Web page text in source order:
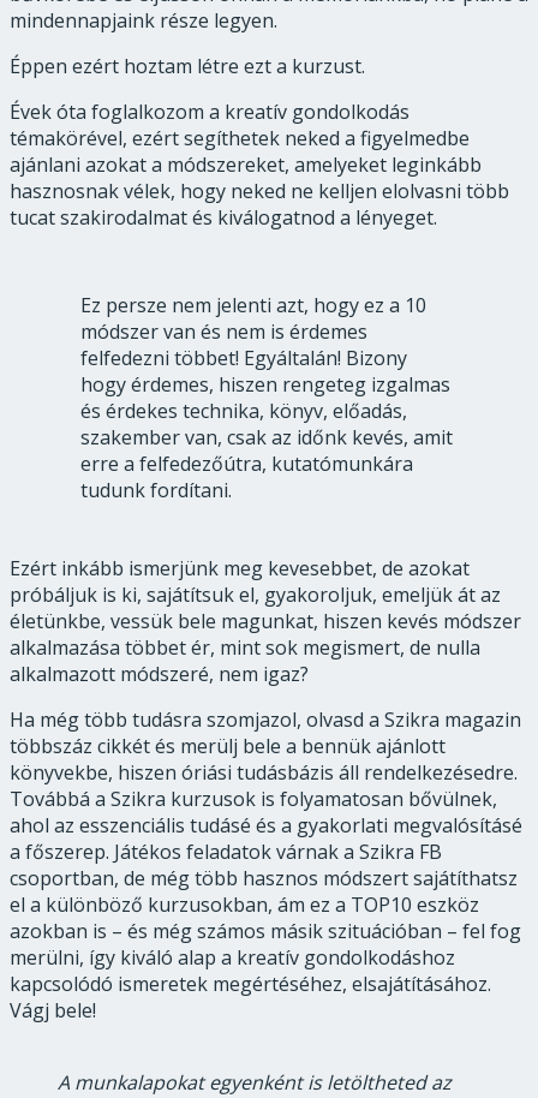
mindennapjaink része legyen.
Éppen ezért hoztam létre ezt a kurzust.
Évek óta foglalkozom a kreatív gondolkodás
témakörével, ezért segíthetek neked a figyelmedbe
ajánlani azokat a módszereket, amelyeket leginkább
hasznosnak vélek, hogy neked ne kelljen elolvasni több
tucat szakirodalmat és kiválogatnod a lényeget.
Ez persze nem jelenti azt, hogy ez a 10
módszer van és nem is érdemes
felfedezni többet! Egyáltalán! Bizony
hogy érdemes, hiszen rengeteg izgalmas
és érdekes technika, könyv, előadás,
szakember van, csak az időnk kevés, amit
erre a felfedezőútra, kutatómunkára
tudunk fordítani.
Ezért inkább ismerjünk meg kevesebbet, de azokat
próbáljuk is ki, sajátítsuk el, gyakoroljuk, emeljük át az
életünkbe, vessük bele magunkat, hiszen kevés módszer
alkalmazása többet ér, mint sok megismert, de nulla
alkalmazott módszeré, nem igaz?
Ha még több tudásra szomjazol, olvasd a Szikra magazin
többszáz cikkét és merülj bele a bennük ajánlott
könyvekbe, hiszen óriási tudásbázis áll rendelkezésedre.
Továbbá a Szikra kurzusok is folyamatosan bővülnek,
ahol az esszenciális tudásé és a gyakorlati megvalósításé
a főszerep. Játékos feladatok várnak a Szikra FB
csoportban, de még több hasznos módszert sajátíthatsz
el a különböző kurzusokban, ám ez a TOP10 eszköz
azokban is – és még számos másik szituációban – fel fog
merülni, így kiváló alap a kreatív gondolkodáshoz
kapcsolódó ismeretek megértéséhez, elsajátításához.
Vágj bele!
A munkalapokat egyenként is letöltheted az